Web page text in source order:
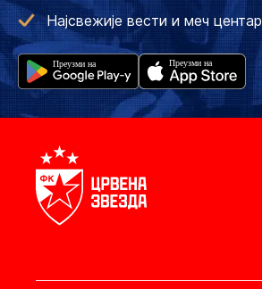
Најсвежије вести и меч центар